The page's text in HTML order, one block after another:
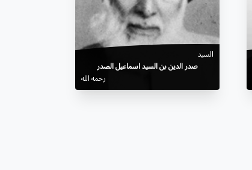
السيد
صدر الدين بن السيد اسماعيل الصدر
رحمه الله